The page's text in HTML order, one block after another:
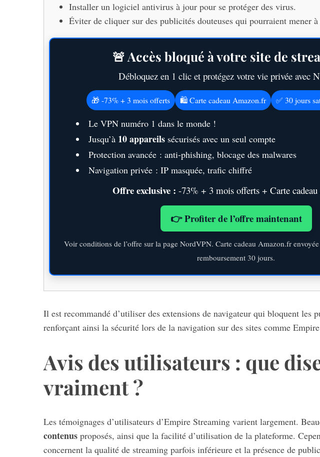
Installer un logiciel antivirus à jour pour se protéger des virus.
Éviter de cliquer sur des publicités douteuses qui pourraient mener à
🚨 Accès bloqué à votre site de
Débloquez en 1 clic et protégez votre vie privée avec
🎁 -73% + 3 mois offerts 🛍️ Carte cadeau Amazon.fr ✅ 30 jours
Le VPN numéro 1 dans le monde !
Jusqu’à 10 appareils sécurisés avec un seul compte
Protection avancée : anti-phishing, blocage des malwares
Navigation privée : IP masquée, trafic chiffré
Offre exclusive : -73% + 3 mois offerts + Carte
👉 Profiter de l’offre maintenant
Voir conditions de l’offre sur la page NordVPN. Carte cadeau Amazon.fr
remboursement 30 jours.
Il est recommandé d’utiliser des extensions de navigateur qui bloquent les
renforçant ainsi la sécurité lors de la navigation sur des sites comme
Avis des utilisateurs : que
vraiment ?
Les témoignages d’utilisateurs d’Empire Streaming varient largement.
contenus proposés, ainsi que la facilité d’utilisation de la plateforme.
concernent la qualité de streaming parfois inférieure et la présence de
e
a
r
: